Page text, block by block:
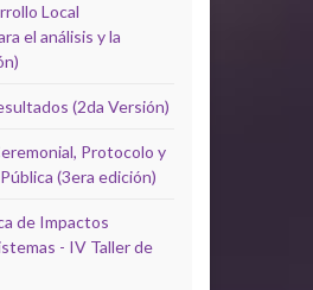
Local
el análisis y la
(2da Versión)
Protocolo y
(3era edición)
de Impactos
- IV Taller de